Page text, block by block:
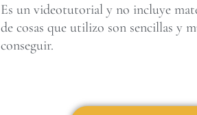
Es un videotutorial y no incluye
de cosas que utilizo son sencillas y
conseguir.